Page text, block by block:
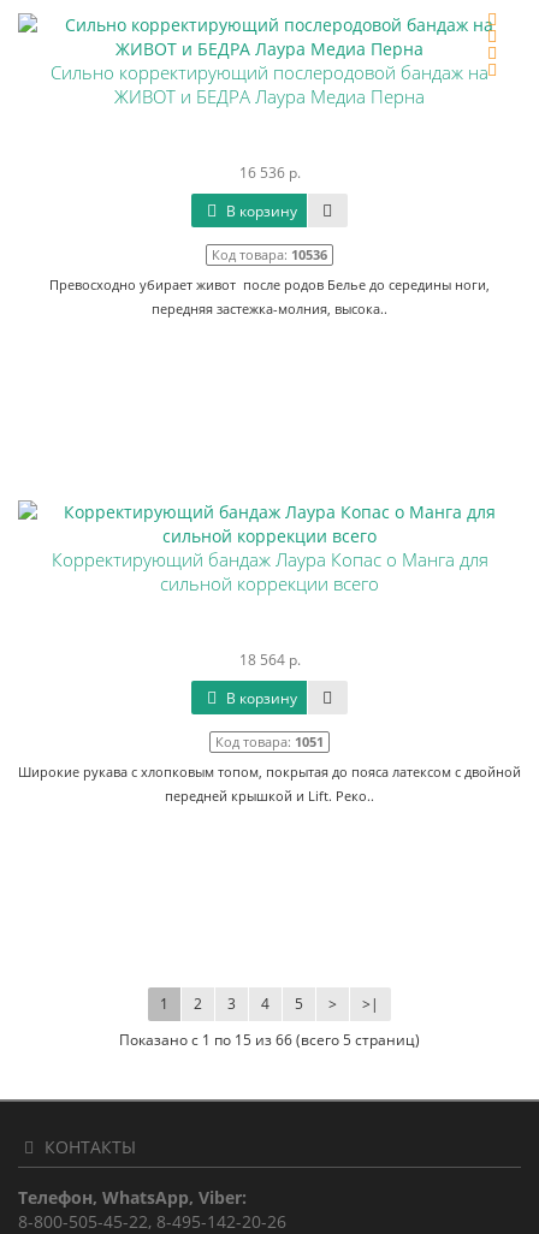
Сильно корректирующий послеродовой бандаж на
ЖИВОТ и БЕДРА Лаура Медиа Перна
16 536 р.
В корзину
Код товара: 10536
Превосходно убирает живот после родов Белье до середины ноги,
передняя застежка-молния, высока..
Корректирующий бандаж Лаура Копас о Манга для
сильной коррекции всего
18 564 р.
В корзину
Код товара: 1051
Широкие рукава с хлопковым топом, покрытая до пояса латексом с двойной
передней крышкой и Lift. Реко..
1 2 3 4 5 > >|
Показано с 1 по 15 из 66 (всего 5 страниц)
КОНТАКТЫ
Телефон, WhatsApp, Viber:
8-800-505-45-22, 8-495-142-20-26